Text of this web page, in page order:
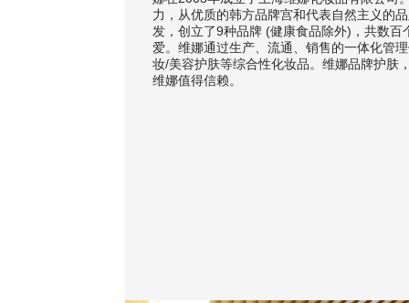
力，从优质的韩方品牌宫和代表自然主义的
发，创立了9种品牌 (健康食品除外)，共数百
爱。维娜通过生产、流通、销售的一体化管
妆/美容护肤等综合性化妆品。维娜品牌护肤
维娜值得信赖。